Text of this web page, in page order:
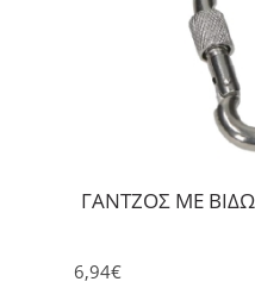
ΓΑΝΤΖΟΣ ΜΕ
6,94€